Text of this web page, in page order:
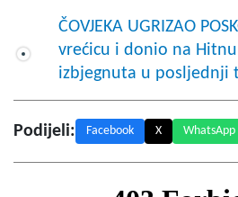
ČOVJEKA UGRIZAO
vrećicu i donio na
izbjegnuta u posljednji
Podijeli: Facebook X WhatsApp